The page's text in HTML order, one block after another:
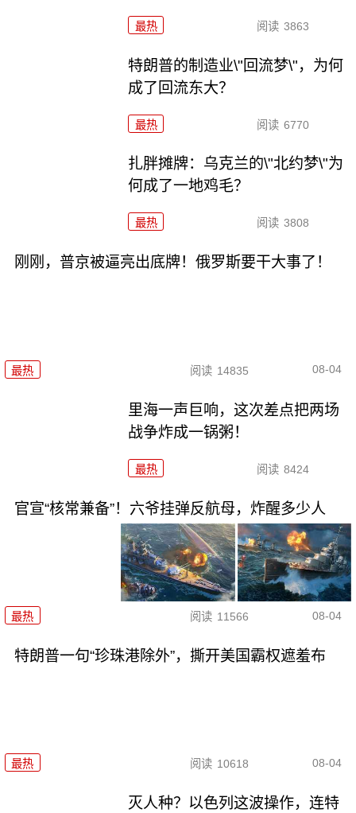
最热 阅读 3863
特朗普的制造业\"回流梦\"，为何
成了回流东大？
最热 阅读 6770
扎胖摊牌：乌克兰的\"北约梦\"为
何成了一地鸡毛？
最热 阅读 3808
刚刚，普京被逼亮出底牌！俄罗斯要干大事了！
最热 阅读 14835 08-04
里海一声巨响，这次差点把两场
战争炸成一锅粥！
最热 阅读 8424
官宣“核常兼备”！六爷挂弹反航母，炸醒多少人
最热 阅读 11566 08-04
特朗普一句“珍珠港除外”，撕开美国霸权遮羞布
最热 阅读 10618 08-04
灭人种？以色列这波操作，连特